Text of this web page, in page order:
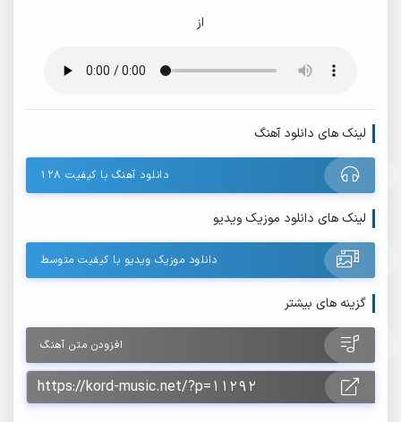
از
لینک های دانلود آهنگ
دانلود آهنگ با کیفیت ۱۲۸
لینک های دانلود موزیک ویدیو
دانلود موزیک ویدیو با کیفیت متوسط
گزینه های بیشتر
افزودن متن آهنگ